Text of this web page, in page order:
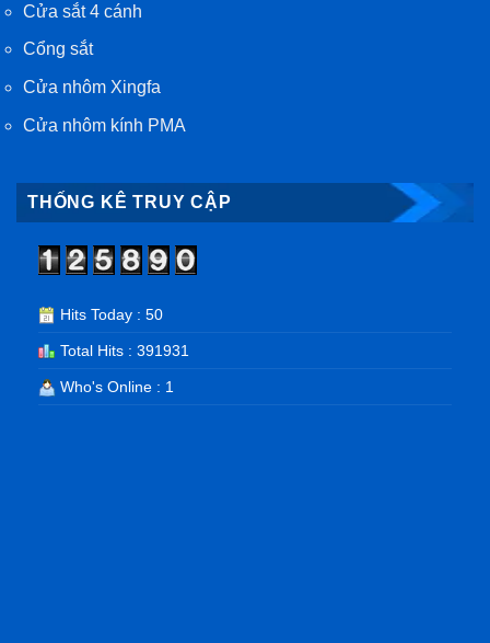
Cửa sắt 4 cánh
Cổng sắt
Cửa nhôm Xingfa
Cửa nhôm kính PMA
THỐNG KÊ TRUY CẬP
Hits Today : 50
Total Hits : 391931
Who's Online : 1